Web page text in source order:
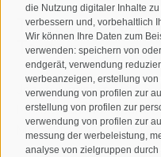
die Nutzung digitaler Inhalte
verbessern und, vorbehaltlich
Wir können Ihre Daten zum
verwenden: speichern von
endgerät, verwendung
werbeanzeigen, erstellung
verwendung von profilen zur
erstellung von profilen zur
verwendung von profilen zur
messung der werbeleistung,
analyse von zielgruppen
Taufers
Josef-Jungmann-Str. 8
I-39032 Sand in Taufers
MWSt.-Nr: